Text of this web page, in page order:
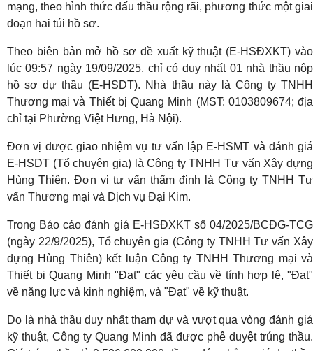
mạng, theo hình thức đấu thầu rộng rãi, phương thức một giai
đoạn hai túi hồ sơ.
Theo biên bản mở hồ sơ đề xuất kỹ thuật (E-HSĐXKT) vào
lúc 09:57 ngày 19/09/2025, chỉ có duy nhất 01 nhà thầu nộp
hồ sơ dự thầu (E-HSDT). Nhà thầu này là Công ty TNHH
Thương mại và Thiết bị Quang Minh (MST: 0103809674; địa
chỉ tại Phường Việt Hưng, Hà Nội).
Đơn vị được giao nhiệm vụ tư vấn lập E-HSMT và đánh giá
E-HSDT (Tổ chuyên gia) là Công ty TNHH Tư vấn Xây dựng
Hùng Thiên. Đơn vị tư vấn thẩm định là Công ty TNHH Tư
vấn Thương mại và Dịch vụ Đại Kim.
Trong Báo cáo đánh giá E-HSĐXKT số 04/2025/BCĐG-TCG
(ngày 22/9/2025), Tổ chuyên gia (Công ty TNHH Tư vấn Xây
dựng Hùng Thiên) kết luận Công ty TNHH Thương mại và
Thiết bị Quang Minh "Đạt" các yêu cầu về tính hợp lệ, "Đạt"
về năng lực và kinh nghiệm, và "Đạt" về kỹ thuật.
Do là nhà thầu duy nhất tham dự và vượt qua vòng đánh giá
kỹ thuật, Công ty Quang Minh đã được phê duyệt trúng thầu.